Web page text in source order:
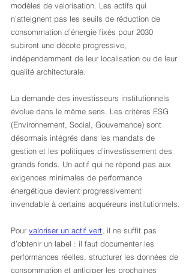
modèles de valorisation. Les actifs qui
n’atteignent pas les seuils de réduction de
consommation d’énergie fixés pour 2030
subiront une décote progressive,
indépendamment de leur localisation ou de leur
qualité architecturale.
La demande des investisseurs institutionnels
évolue dans le même sens. Les critères ESG
(Environnement, Social, Gouvernance) sont
désormais intégrés dans les mandats de
gestion et les politiques d’investissement des
grands fonds. Un actif qui ne répond pas aux
exigences minimales de performance
énergétique devient progressivement
invendable à certains acquéreurs institutionnels.
Pour valoriser un actif vert, il ne suffit pas
d’obtenir un label : il faut documenter les
performances réelles, structurer les données de
consommation et anticiper les prochaines